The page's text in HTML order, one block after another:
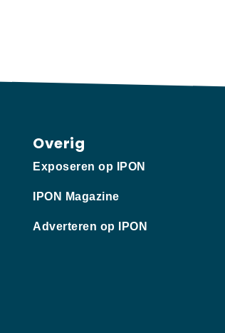
Overig
Exposeren op IPON
IPON Magazine
Adverteren op IPON